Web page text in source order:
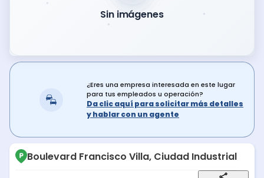
Sin imágenes
¿Eres una empresa interesada en este lugar
para tus empleados u operación?
Da clic aquí para solicitar más detalles
y hablar con un agente
Boulevard Francisco Villa, Ciudad Industrial